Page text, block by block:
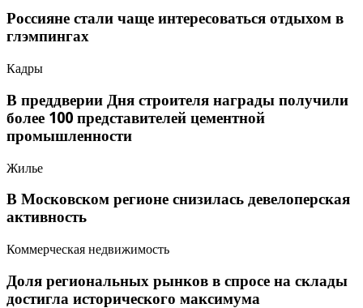
Россияне стали чаще интересоваться отдыхом в
глэмпингах
Кадры
В преддверии Дня строителя награды получили
более 100 представителей цементной
промышленности
Жилье
В Московском регионе снизилась девелоперская
активность
Коммерческая недвижимость
Доля региональных рынков в спросе на склады
достигла исторического максимума